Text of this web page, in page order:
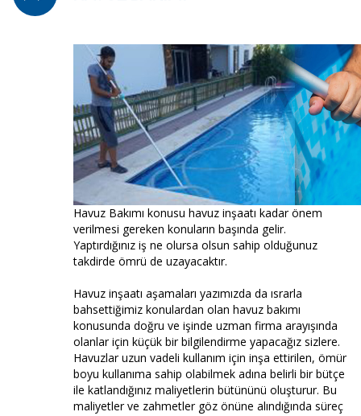
Havuz Bakımı konusu havuz inşaatı kadar önem
verilmesi gereken konuların başında gelir.
Yaptırdığınız iş ne olursa olsun sahip olduğunuz
takdirde ömrü de uzayacaktır.
Havuz inşaatı aşamaları yazımızda da ısrarla
bahsettiğimiz konulardan olan havuz bakımı
konusunda doğru ve işinde uzman firma arayışında
olanlar için küçük bir bilgilendirme yapacağız sizlere.
Havuzlar uzun vadeli kullanım için inşa ettirilen, ömür
boyu kullanıma sahip olabilmek adına belirli bir bütçe
ile katlandığınız maliyetlerin bütününü oluşturur. Bu
maliyetler ve zahmetler göz önüne alındığında süreç